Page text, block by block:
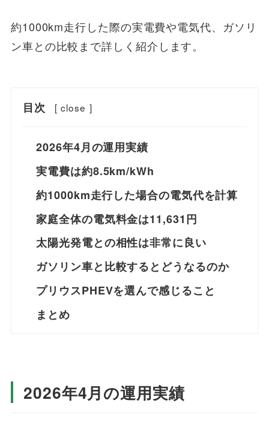
約1000km走行した際の実電費や電気代、ガソリ
ン車との比較まで詳しく紹介します。
目次 [ close ]
2026年4月の運用実績
実電費は約8.5km/kWh
約1000km走行した場合の電気代を計算
家庭全体の電気料金は11,631円
太陽光発電との相性は非常に良い
ガソリン車と比較するとどうなるのか
プリウスPHEVを選んで感じること
まとめ
2026年4月の運用実績